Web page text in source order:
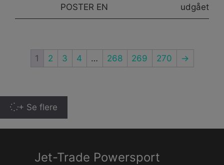
udgået
POSTER EN
1 2 3 4 … 268 269 270 →
+ Se flere
Jet-Trade Powersport